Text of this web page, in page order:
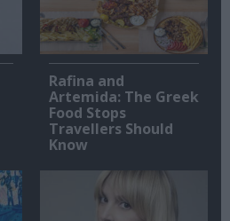
Rafina and
Artemida: The Greek
Food Stops
Travellers Should
Know